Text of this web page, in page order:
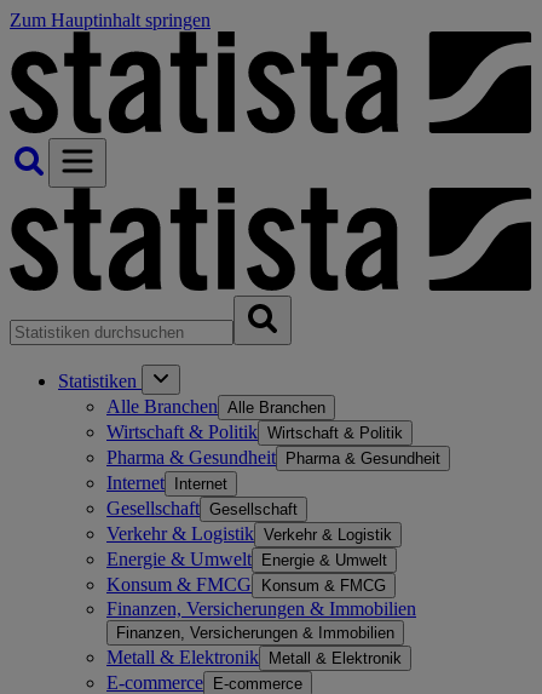
Zum Hauptinhalt springen
Statistiken
Alle Branchen Alle Branchen
Wirtschaft & Politik Wirtschaft & Politik
Pharma & Gesundheit Pharma & Gesundheit
Internet Internet
Gesellschaft Gesellschaft
Verkehr & Logistik Verkehr & Logistik
Energie & Umwelt Energie & Umwelt
Konsum & FMCG Konsum & FMCG
Finanzen, Versicherungen & Immobilien
Finanzen, Versicherungen & Immobilien
Metall & Elektronik Metall & Elektronik
E-commerce E-commerce